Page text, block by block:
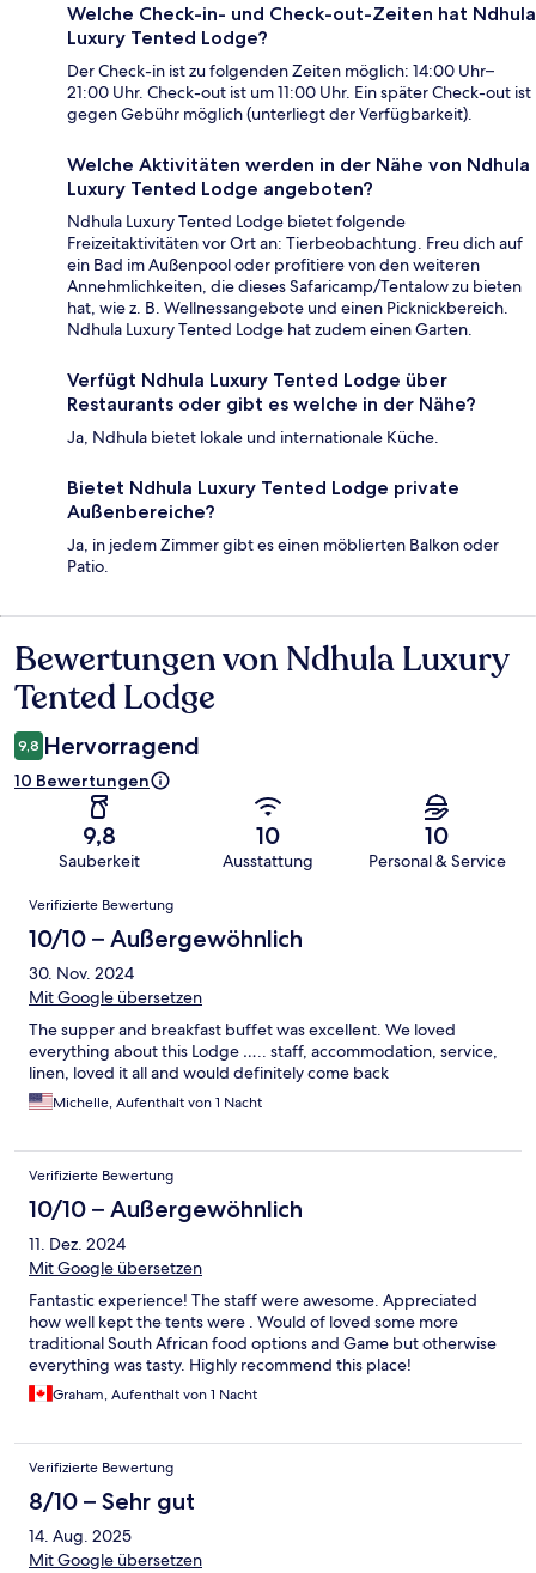
Welche Check-in- und Check-out-Zeiten hat Ndhula
Luxury Tented Lodge?
Der Check-in ist zu folgenden Zeiten möglich: 14:00 Uhr–
21:00 Uhr. Check-out ist um 11:00 Uhr. Ein später Check-out ist
gegen Gebühr möglich (unterliegt der Verfügbarkeit).
Welche Aktivitäten werden in der Nähe von Ndhula
Luxury Tented Lodge angeboten?
Ndhula Luxury Tented Lodge bietet folgende
Freizeitaktivitäten vor Ort an: Tierbeobachtung. Freu dich auf
ein Bad im Außenpool oder profitiere von den weiteren
Annehmlichkeiten, die dieses Safaricamp/Tentalow zu bieten
hat, wie z. B. Wellnessangebote und einen Picknickbereich.
Ndhula Luxury Tented Lodge hat zudem einen Garten.
Verfügt Ndhula Luxury Tented Lodge über
Restaurants oder gibt es welche in der Nähe?
Ja, Ndhula bietet lokale und internationale Küche.
Bietet Ndhula Luxury Tented Lodge private
Außenbereiche?
Ja, in jedem Zimmer gibt es einen möblierten Balkon oder
Patio.
Bewertungen
Bewertungen von Ndhula Luxury
Tented Lodge
9,8 Hervorragend
10 Bewertungen
9,8
Sauberkeit
10
Ausstattung
10
Personal & Service
Bewertungen
Verifizierte Bewertung
10/10 – Außergewöhnlich
30. Nov. 2024
Mit Google übersetzen
The supper and breakfast buffet was excellent. We loved
everything about this Lodge ….. staff, accommodation, service,
linen, loved it all and would definitely come back
Michelle, Aufenthalt von 1 Nacht
Verifizierte Bewertung
10/10 – Außergewöhnlich
11. Dez. 2024
Mit Google übersetzen
Fantastic experience! The staff were awesome. Appreciated
how well kept the tents were . Would of loved some more
traditional South African food options and Game but otherwise
everything was tasty. Highly recommend this place!
Graham, Aufenthalt von 1 Nacht
Verifizierte Bewertung
8/10 – Sehr gut
14. Aug. 2025
Mit Google übersetzen